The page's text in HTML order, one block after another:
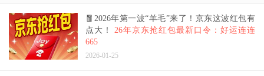
🧧2026年第一波“羊毛”来了！京东这波红包有
点大！ 26年京东抢红包最新口令：好运连连
665
2026-01-25